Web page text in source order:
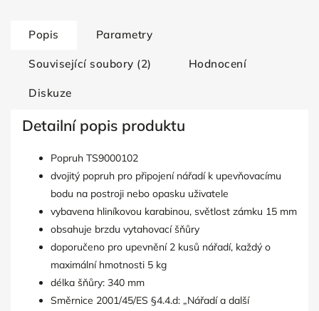
Popis Parametry
Související soubory (2) Hodnocení
Diskuze
Detailní popis produktu
Popruh TS9000102
dvojitý popruh pro připojení nářadí k upevňovacímu
bodu na postroji nebo opasku uživatele
vybavena hliníkovou karabinou, světlost zámku 15 mm
obsahuje brzdu vytahovací šňůry
doporučeno pro upevnění 2 kusů nářadí, každý o
maximální hmotnosti 5 kg
délka šňůry: 340 mm
Směrnice 2001/45/ES §4.4.d: „Nářadí a další